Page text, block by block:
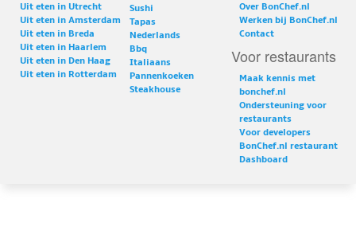
Uit eten in Utrecht
Uit eten in Amsterdam
Uit eten in Breda
Uit eten in Haarlem
Uit eten in Den Haag
Uit eten in Rotterdam
Sushi
Tapas
Nederlands
Bbq
Italiaans
Pannenkoeken
Steakhouse
Over BonChef.nl
Werken bij BonChef.nl
Contact
Voor restaurants
Maak kennis met
bonchef.nl
Ondersteuning voor
restaurants
Voor developers
BonChef.nl restaurant
Dashboard